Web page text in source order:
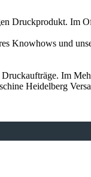
Druckprodukt. Im
Knowhows und
Im
Heidelberg